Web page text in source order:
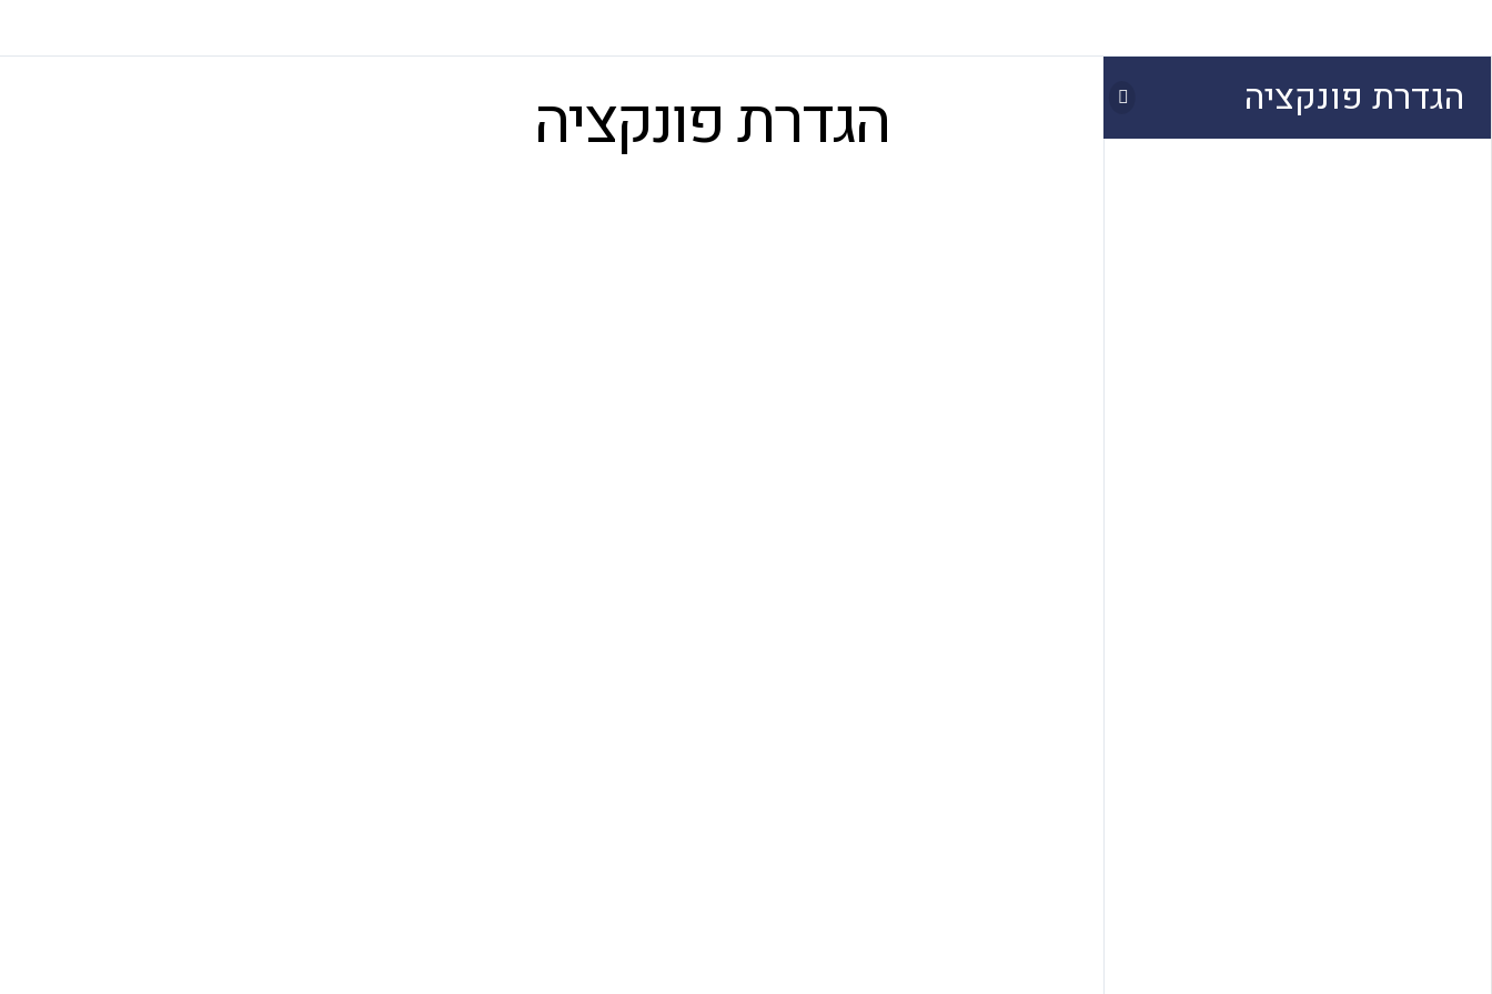
הגדרת פונקציה הגדרת פונקציה